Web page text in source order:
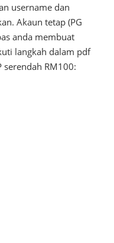
username dan
Akaun tetap (PG
anda membuat
langkah dalam pdf
RM100: